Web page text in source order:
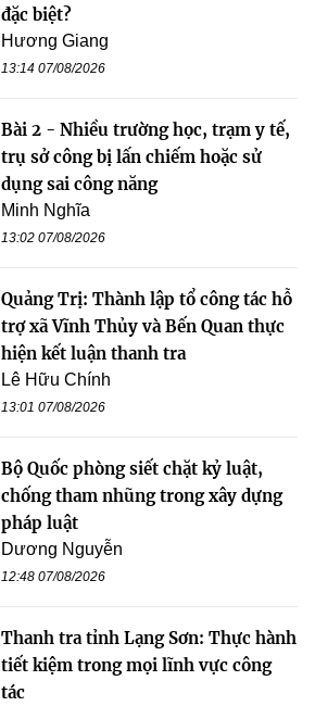
đặc biệt?
Hương Giang
13:14 07/08/2026
Bài 2 - Nhiều trường học, trạm y tế,
trụ sở công bị lấn chiếm hoặc sử
dụng sai công năng
Minh Nghĩa
13:02 07/08/2026
Quảng Trị: Thành lập tổ công tác hỗ
trợ xã Vĩnh Thủy và Bến Quan thực
hiện kết luận thanh tra
Lê Hữu Chính
13:01 07/08/2026
Bộ Quốc phòng siết chặt kỷ luật,
chống tham nhũng trong xây dựng
pháp luật
Dương Nguyễn
12:48 07/08/2026
Thanh tra tỉnh Lạng Sơn: Thực hành
tiết kiệm trong mọi lĩnh vực công
tác